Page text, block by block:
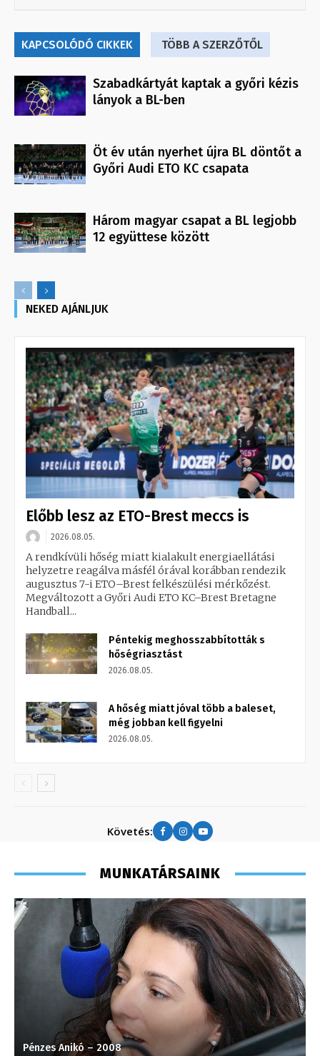
KAPCSOLÓDÓ CIKKEK TÖBB A SZERZŐTŐL
Szabadkártyát kaptak a győri kézis
lányok a BL-ben
Öt év után nyerhet újra BL döntőt a
Győri Audi ETO KC csapata
Három magyar csapat a BL legjobb
12 együttese között
NEKED AJÁNLJUK
Előbb lesz az ETO-Brest meccs is
2026.08.05.
A rendkívüli hőség miatt kialakult energiaellátási
helyzetre reagálva másfél órával korábban rendezik
augusztus 7-i ETO–Brest felkészülési mérkőzést.
Megváltozott a Győri Audi ETO KC–Brest Bretagne
Handball...
Péntekig meghosszabbították s
hőségriasztást
2026.08.05.
A hőség miatt jóval több a baleset,
még jobban kell figyelni
2026.08.05.
Követés:
MUNKATÁRSAINK
Pénzes Anikó – 2008